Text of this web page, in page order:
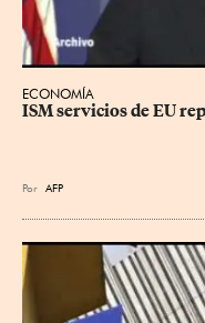
ECONOMÍA
ISM servicios de EU
Por AFP